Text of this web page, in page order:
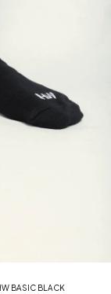
BASIC BLACK